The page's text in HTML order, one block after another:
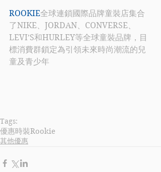
ROOKIE全球連鎖國際品牌童裝店集合
了NIKE、JORDAN、CONVERSE、
LEVI’S和HURLEY等全球童裝品牌，目
標消費群鎖定為引領未來時尚潮流的兒
童及青少年
Tags:
優惠時裝Rookie
其他優惠